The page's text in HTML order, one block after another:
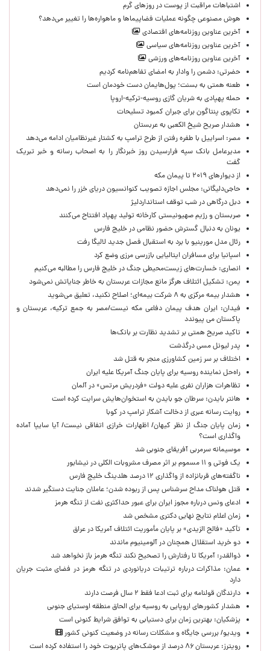
اشتباهات مراقبت از پوست در روزهای گرم
هوش مصنوعی چگونه عملیات فضاپیماها و ماهواره‌ها را تغییر می‌دهد؟
آخرین عناوین روزنامه‌های اقتصادی
آخرین عناوین روزنامه‌های سیاسی
آخرین عناوین روزنامه‌های ورزشی
حضرتی: دشمن را وادار به امضای تفاهم‌نامه کردیم
طعنه همتی به بسنت؛ پول‌هایمان دست خودمان است
حمله پهپادی به شریان گازی روسیه-ترکیه-اروپا
تکاپوی پنتاگون برای جبران کمبود تسلیحات
هشدار صریح شیخ الکعبی به عربستان
مصر: اسراییل با طفره رفتن از طرح ترامپ به کشتار غیرنظامیان ادامه می‌دهد
مدیرعامل بانک سپه فرارسیدن روز خبرنگار را به اصحاب رسانه و خبر تبریک
گفت
از دیوارهای ۲۰۱۹ تا پیمان مکه
حاجی‌دلیگانی: مجلس اجازه تصویب کنوانسیون دریای خزر را نمی‌دهد
دبل درگاهی در شب توقف استانداردلیژ
صربستان و رژیم صهیونیستی کارخانه تولید پهپاد افتتاح می‌کنند
یونان به دنبال گسترش حضور نظامی در خلیج فارس
رئال مدل مورینیو با برد به استقبال فصل جدید لالیگا رفت
اسپانیا برای مسافران ایتالیایی بازرسی مرزی وضع کرد
انصاری: خسارت‌های زیست‌محیطی جنگ در خلیج فارس را مطالبه‌ می‌کنیم
یمن: تشکیل ائتلاف هرگز مانع مجازات عربستان به خاطر جنایاتش نمی‌شود
هشدار بیمه مرکزی به ۸ شرکت بیمه‌ای؛ اصلاح نکنید، تعلیق می‌شوید
فیدان: ایران هدف پیمان دفاعی مکه نیست/مصر به جمع ترکیه، عربستان و
پاکستان می پیوندد
تاکید صریح همتی بر تشدید نظارت بر بانک‌ها
پدر لیونل مسی درگذشت
اختلاف بر سر زمین کشاورزی منجر به قتل شد
راه‌حل نماینده روسیه برای پایان جنگ آمریکا علیه ایران
تظاهرات هزاران نفری علیه دولت «فردریش مرتس» در آلمان
هانتر بایدن: سرطان جو بایدن به استخوان‌هایش سرایت کرده است
روایت رسانه عبری از دخالت آشکار ترامپ در کوبا
زمان پایان جنگ از نظر کیهان/ اظهارات خرازی اتفاقی نیست/ آیا سایپا آماده
واگذاری است؟
موسیمانه سرمربی آفریقای جنوبی شد
یک فوتی و ۱۱ مسموم بر اثر مصرف مشروبات الکلی در نیشابور
ناگفته‌های قربانزاده از واگذاری ۱۲ درصد هلدینگ خلیج فارس
قتل هولناک مداح سرشناس پس از ربوده شدن؛ عاملان جنایت دستگیر شدند
ادعای ونس درباره مجوز ایران برای عبور حداکثری نفت از تنگه هرمز
زمان اعلام نتایج نهایی دکتری مشخص شد
تأکید «فالح الزیدی» بر پایان مأموریت ائتلاف آمریکا در عراق
دو خرید استقلال همچنان در آلومینیوم ماندند
ذوالقدر: آمریکا تا رفتارش را تصحیح نکند تنگه هرمز باز نخواهد شد
عمان: مذاکرات درباره ترتیبات دریانوردی در تنگه هرمز در فضای مثبت جریان
دارد
دارندگان قولنامه برای ثبت ادعا فقط ۲ سال فرصت دارند
هشدار کشورهای اروپایی به روسیه برای الحاق منطقه اوستیای جنوبی
پزشکیان‌: بهترین زمان برای دستیابی به توافق شرایط کنونی است
ویدیو/ بررسی جایگاه و مشکلات رسانه در وضعیت کنونی کشور
رویترز: عربستان ۸۶ درصد از موشک‌های پاتریوت خود را استفاده کرده است